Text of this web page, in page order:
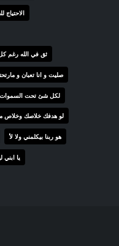
الاحتياج
ثق في الله رغم
صليت و انا تعبان و
لكل شئ تحت السموات
لو هدفك خلاصك وخلاص
هو ربنا بيكلمني ولا لأ
يا